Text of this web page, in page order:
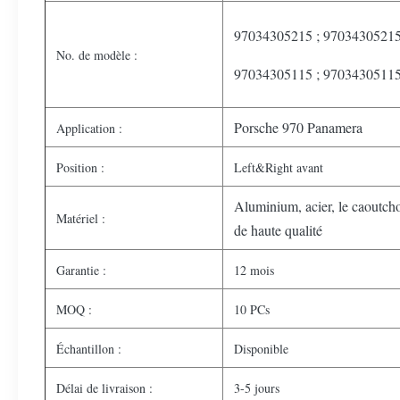
No. de modèle :
97034305215 ; 97034305215
97034305115 ; 97034305115
Application : Porsche 970 Panamera
Position : Left&Right avant
Matériel :
Aluminium, acier, le
de haute qualité
Garantie : 12 mois
MOQ : 10 PCs
Échantillon : Disponible
Délai de livraison : 3-5 jours